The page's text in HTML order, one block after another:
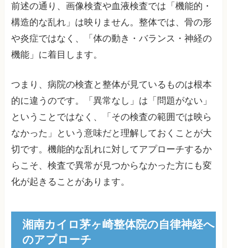
前述の通り、画像検査や血液検査では「機能的・
構造的な乱れ」は映りません。整体では、骨の形
や炎症ではなく、「体の動き・バランス・神経の
機能」に着目します。
つまり、病院の検査と整体が見ているものは根本
的に違うのです。「異常なし」は「問題がない」
ということではなく、「その検査の範囲では映ら
なかった」という意味だと理解しておくことが大
切です。機能的な乱れに対してアプローチするか
らこそ、検査で異常が見つからなかった方にも変
化が起きることがあります。
湘南カイロ茅ヶ崎整体院の自律神経へ
のアプローチ